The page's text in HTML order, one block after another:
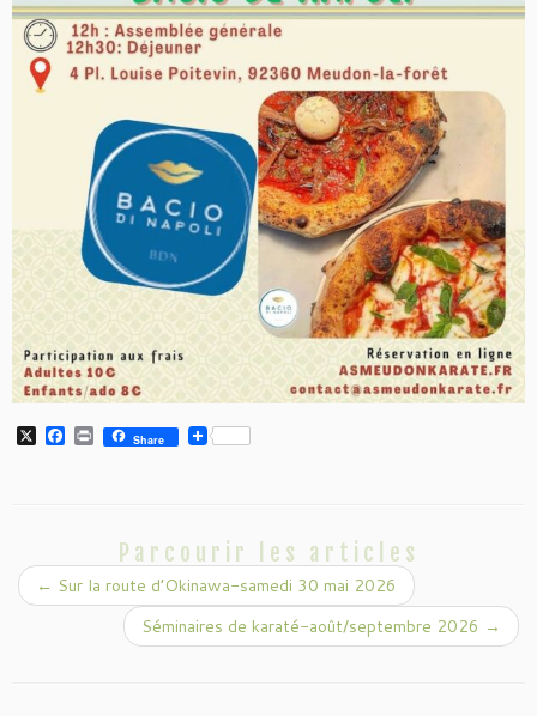
X F
k
P Share
Parcourir les articles
← Sur la route d’Okinawa-samedi 30 mai 2026
Séminaires de karaté-août/septembre 2026 →